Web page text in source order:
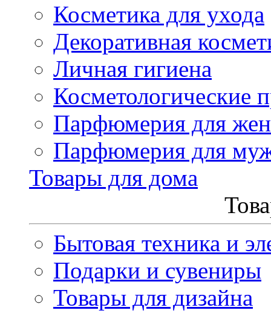
Косметика для ухода
Декоративная
Личная гигиена
Косметологические
Парфюмерия для
Парфюмерия для
Товары для дома
Бытовая техника и
Подарки и сувениры
Товары для дизайна